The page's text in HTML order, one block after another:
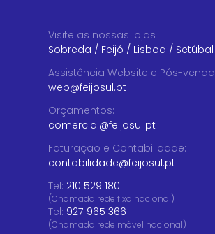
Visite as nossas lojas
Sobreda / Feijó / Lisboa / Setúbal
Assistência Website e Pós-venda
web@feijosul.pt
Orçamentos:
comercial@feijosul.pt
Faturação e Contabilidade:
contabilidade@feijosul.pt
Tel: 210 529 180
(Chamada rede fixa nacional)
Tel: 927 965 366
(Chamada rede móvel nacional)